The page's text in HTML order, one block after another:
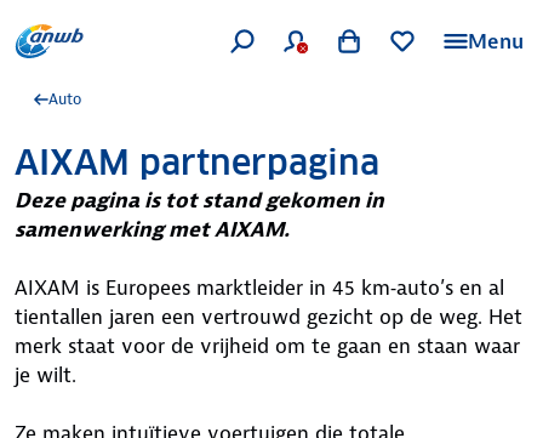
Menu
Auto
AIXAM partnerpagina
Deze pagina is tot stand gekomen in
samenwerking met AIXAM.
AIXAM is Europees marktleider in 45 km‑auto’s en al
tientallen jaren een vertrouwd gezicht op de weg. Het
merk staat voor de vrijheid om te gaan en staan waar
je wilt.